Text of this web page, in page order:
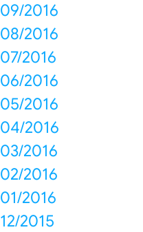
09/2016
08/2016
07/2016
06/2016
05/2016
04/2016
03/2016
02/2016
01/2016
12/2015